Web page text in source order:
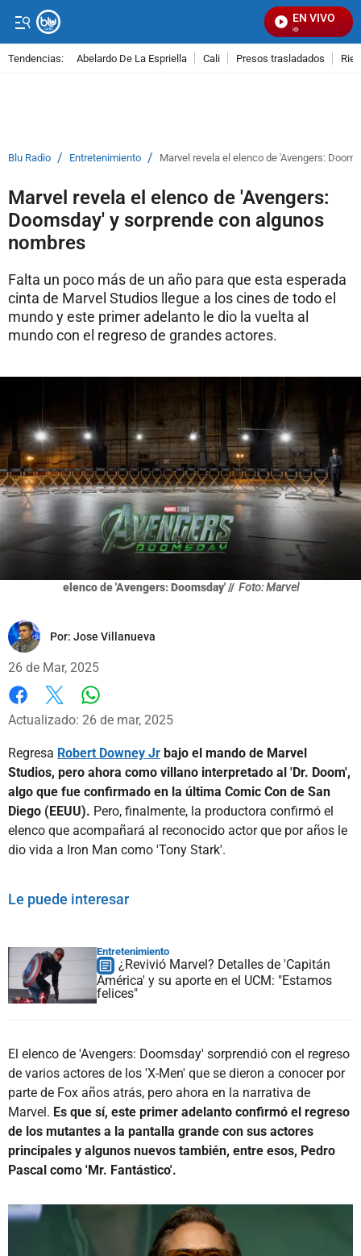
EN VIVO
Tendencias: Abelardo De La Espriella Cali Presos trasladados
Blu Radio / Entretenimiento / Marvel revela el elenco de 'Avengers:
Marvel revela el elenco de 'Avengers:
Doomsday' y sorprende con algunos
nombres
Falta un poco más de un año para que esta esperada
cinta de Marvel Studios llegue a los cines de todo el
mundo y este primer adelanto le dio la vuelta al
mundo con el regreso de grandes actores.
elenco de 'Avengers: Doomsday' // Foto: Marvel
Por: Jose Villanueva
26 de Mar, 2025
Facebook
X
Actualizado: 26 de mar, 2025
Regresa Robert Downey Jr bajo el mando de Marvel
Studios, pero ahora como villano interpretado al 'Dr. Doom',
algo que fue confirmado en la última Comic Con de San
Diego (EEUU). Pero, finalmente, la productora confirmó el
elenco que acompañará al reconocido actor que por años le
dio vida a Iron Man como 'Tony Stark'.
Le puede interesar
Entretenimiento
¿Revivió Marvel? Detalles de 'Capitán
América' y su aporte en el UCM: "Estamos
felices"
El elenco de 'Avengers: Doomsday' sorprendió con el regreso
de varios actores de los 'X-Men' que se dieron a conocer por
parte de Fox años atrás, pero ahora en la narrativa de
Marvel. Es que sí, este primer adelanto confirmó el regreso
de los mutantes a la pantalla grande con sus actores
principales y algunos nuevos también, entre esos, Pedro
Pascal como 'Mr. Fantástico'.